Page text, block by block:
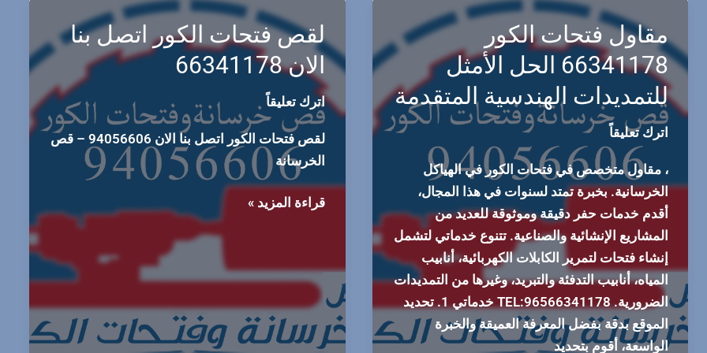
الكويت
مقاول فتحات الكور
66341178 الحل الأمثل
للتمديدات الهندسية المتقدمة
اترك تعليقاً
، مقاول متخصص في فتحات الكور في الهياكل
الخرسانية. بخبرة تمتد لسنوات في هذا المجال،
أقدم خدمات حفر دقيقة وموثوقة للعديد من
المشاريع الإنشائية والصناعية. تتنوع خدماتي لتشمل
إنشاء فتحات لتمرير الكابلات الكهربائية، أنابيب
المياه، أنابيب التدفئة والتبريد، وغيرها من التمديدات
الضرورية. TEL:96566341178 خدماتي 1. تحديد
الموقع بدقة بفضل المعرفة العميقة والخبرة
الواسعة، أقوم بتحديد
لقص فتحات الكور اتصل بنا
الان 66341178
اترك تعليقاً
لقص فتحات الكور اتصل بنا الان 94056606 – قص
الخرسانة
لقص
اتصل
بنا
الان
66341178
قراءة المزيد »